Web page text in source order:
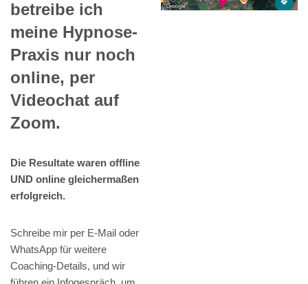
betreibe ich
meine Hypnose-
Praxis nur noch
online, per
Videochat auf
Zoom.
Die Resultate waren offline
UND online gleichermaßen
erfolgreich.
Schreibe mir per E-Mail oder
WhatsApp für weitere
Coaching-Details, und wir